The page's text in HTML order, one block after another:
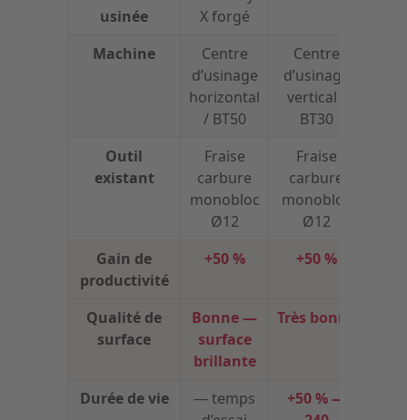
usinée
X forgé
Machine
Centre
d’usinage
horizontal
/ BT50
Centre
d’usinage
vertical /
BT30
Outil
existant
Fraise
carbure
monobloc
Ø12
Fraise
carbure
monobloc
Ø12
Gain de
productivité
+50 % +50 %
Qualité de
surface
Bonne —
surface
brillante
Très bonne
Durée de vie
— temps
+50 % —